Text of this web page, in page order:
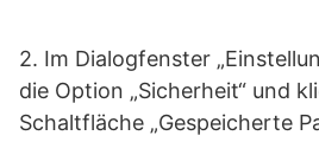
2. Im Dialogfenster
die Option „Sicherheit“ und
Schaltfläche „Gespeicherte